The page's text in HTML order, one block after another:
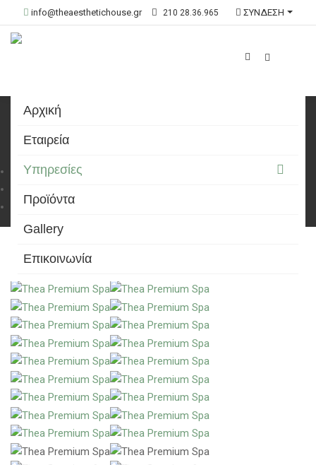
info@theaesthetichouse.gr 210 28.36.965 ΣΥΝΔΕΣΗ
Αρχική
Εταιρεία
Υπηρεσίες
Προϊόντα
Gallery
Επικοινωνία
Wellness & Spa
Αρχική
Wellness & Spa